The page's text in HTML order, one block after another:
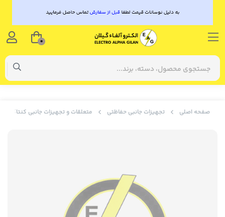
صفحه اصلی تجهیزات جانبی حفاظتی متعلقات و تجهیزات جانبی کنتاکتور
0